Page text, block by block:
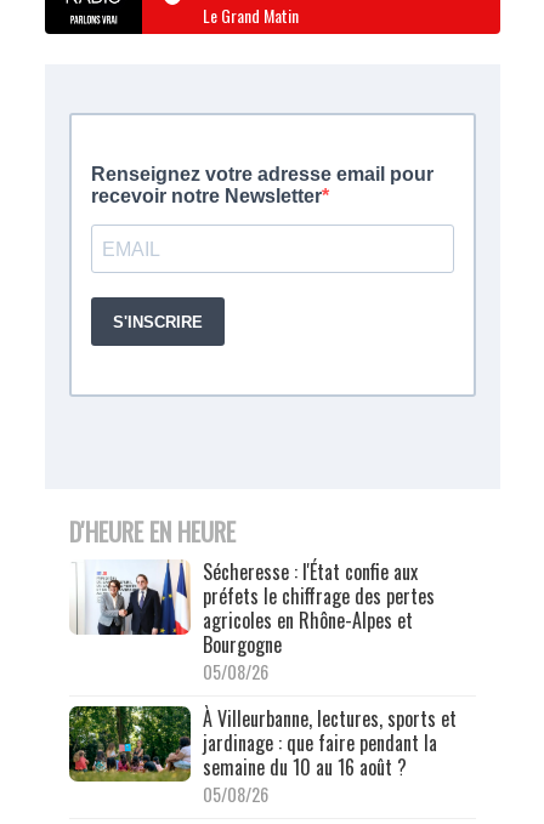
Le Grand Matin
D'HEURE EN HEURE
Sécheresse : l'État confie aux
préfets le chiffrage des pertes
agricoles en Rhône-Alpes et
Bourgogne
05/08/26
À Villeurbanne, lectures, sports et
jardinage : que faire pendant la
semaine du 10 au 16 août ?
05/08/26